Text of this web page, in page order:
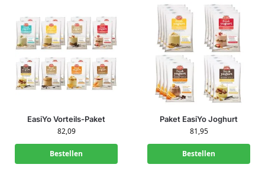
EasiYo Vorteils-Paket
82,09
Bestellen
Paket EasiYo Joghurt
81,95
Bestellen